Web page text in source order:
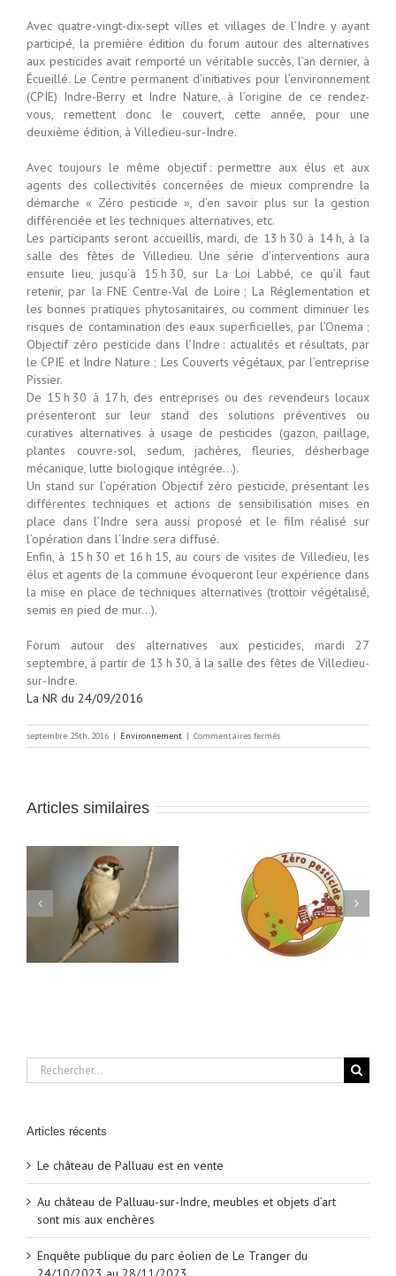
Avec quatre-vingt-dix-sept villes et villages de l’Indre y ayant
participé, la première édition du forum autour des alternatives
aux pesticides avait remporté un véritable succès, l’an dernier, à
Écueillé. Le Centre permanent d’initiatives pour l’environnement
(CPIE) Indre-Berry et Indre Nature, à l’origine de ce rendez-
vous, remettent donc le couvert, cette année, pour une
deuxième édition, à Villedieu-sur-Indre.
Avec toujours le même objectif : permettre aux élus et aux
agents des collectivités concernées de mieux comprendre la
démarche « Zéro pesticide », d’en savoir plus sur la gestion
différenciée et les techniques alternatives, etc.
Les participants seront accueillis, mardi, de 13 h 30 à 14 h, à la
salle des fêtes de Villedieu. Une série d’interventions aura
ensuite lieu, jusqu’à 15 h 30, sur La Loi Labbé, ce qu’il faut
retenir, par la FNE Centre-Val de Loire ; La Réglementation et
les bonnes pratiques phytosanitaires, ou comment diminuer les
risques de contamination des eaux superficielles, par l’Onema ;
Objectif zéro pesticide dans l’Indre : actualités et résultats, par
le CPIE et Indre Nature ; Les Couverts végétaux, par l’entreprise
Pissier.
De 15 h 30 à 17 h, des entreprises ou des revendeurs locaux
présenteront sur leur stand des solutions préventives ou
curatives alternatives à usage de pesticides (gazon, paillage,
plantes couvre-sol, sedum, jachères, fleuries, désherbage
mécanique, lutte biologique intégrée…).
Un stand sur l’opération Objectif zéro pesticide, présentant les
différentes techniques et actions de sensibilisation mises en
place dans l’Indre sera aussi proposé et le film réalisé sur
l’opération dans l’Indre sera diffusé.
Enfin, à 15 h 30 et 16 h 15, au cours de visites de Villedieu, les
élus et agents de la commune évoqueront leur expérience dans
la mise en place de techniques alternatives (trottoir végétalisé,
semis en pied de mur…).
Forum autour des alternatives aux pesticides, mardi 27
septembre, à partir de 13 h 30, à la salle des fêtes de Villedieu-
sur-Indre.
La NR du 24/09/2016
septembre 25th, 2016 | Environnement | Commentaires ferméssur
Un
vivre
Villedieu,
le
mardi
27
septembre
2016
Articles similaires
Interdiction des
produits
phytosanitaires en
Zones Non Agricoles
Consultation relative à
la mise sur le marché
et à l’utilisation des
produits
phytopharmaceutiques
Rechercher:
Articles récents
Le château de Palluau est en vente
Au château de Palluau-sur-Indre, meubles et objets d’art
sont mis aux enchères
Enquête publique du parc éolien de Le Tranger du